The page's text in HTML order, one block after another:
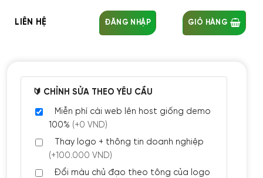
LIÊN HỆ ĐĂNG NHẬP GIỎ HÀNG
🔰 CHỈNH SỬA THEO YÊU CẦU
Miễn phí cài web lên host giống demo
100% (+0 VND)
Thay logo + thông tin doanh nghiệp
(+100.000 VND)
Đổi màu chủ đạo theo tông của logo